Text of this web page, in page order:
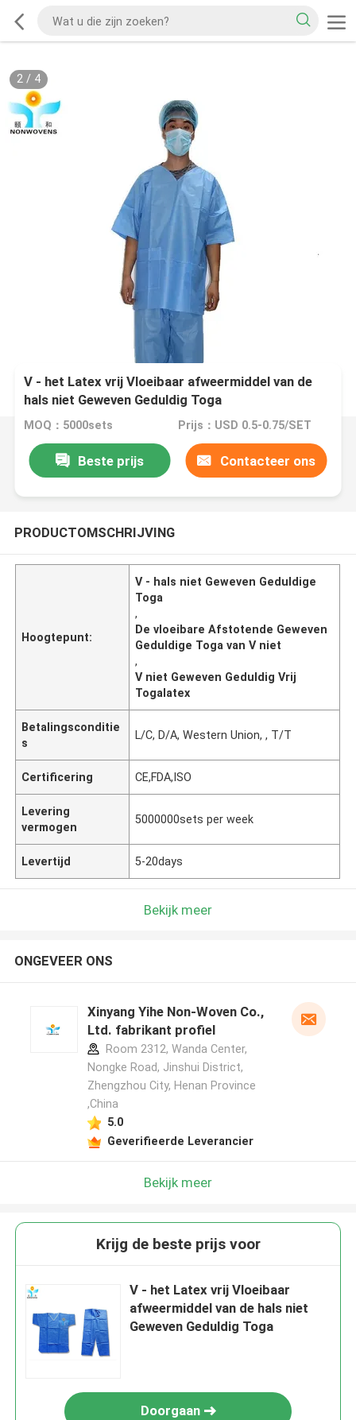
2/ 4
V - het Latex vrij Vloeibaar afweermiddel van de
hals niet Geweven Geduldig Toga
MOQ：5000sets Prijs：USD 0.5-0.75/SET
Beste prijs Contacteer ons
PRODUCTOMSCHRIJVING
Hoogtepunt:
V - hals niet Geweven Geduldige
Toga
,
De vloeibare Afstotende Geweven
Geduldige Toga van V niet
,
V niet Geweven Geduldig Vrij
Togalatex
Betalingsconditie
s
L/C, D/A, Western Union, , T/T
Certificering CE,FDA,ISO
Levering
vermogen
5000000sets per week
Levertijd 5-20days
Bekijk meer
ONGEVEER ONS
Xinyang Yihe Non-Woven Co.,
Ltd. fabrikant profiel
Room 2312, Wanda Center,
Nongke Road, Jinshui District,
Zhengzhou City, Henan Province
,China
5.0
Geverifieerde Leverancier
Bekijk meer
Krijg de beste prijs voor
V - het Latex vrij Vloeibaar
afweermiddel van de hals niet
Geweven Geduldig Toga
Doorgaan